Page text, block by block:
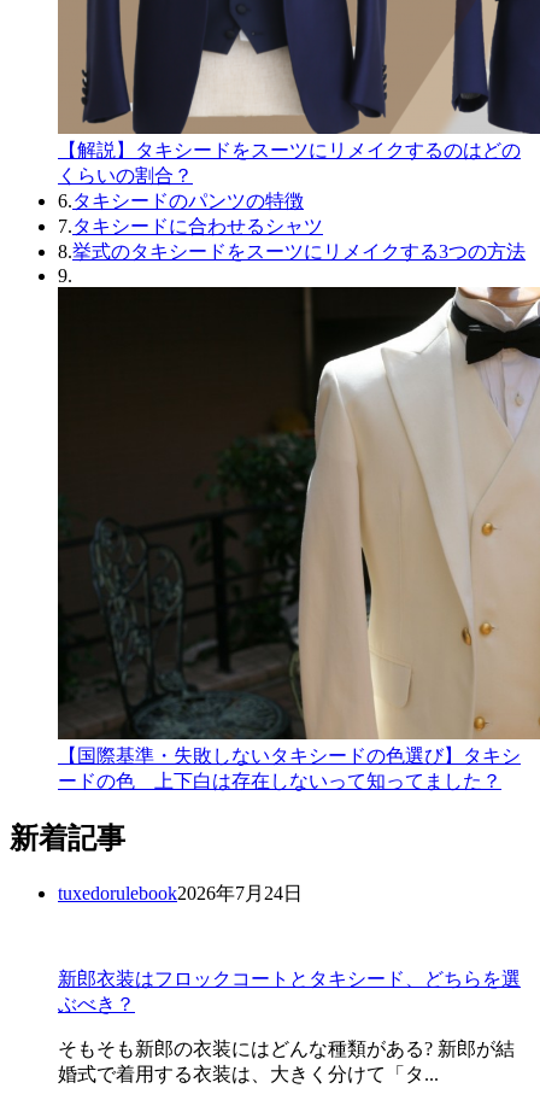
【解説】タキシードをスーツにリメイクするのはどの
くらいの割合？
6.タキシードのパンツの特徴
7.タキシードに合わせるシャツ
8.挙式のタキシードをスーツにリメイクする3つの方法
9.
【国際基準・失敗しないタキシードの色選び】タキシ
ードの色 上下白は存在しないって知ってました？
新着記事
tuxedorulebook2026年7月24日
新郎衣装はフロックコートとタキシード、どちらを選
ぶべき？
そもそも新郎の衣装にはどんな種類がある? 新郎が結
婚式で着用する衣装は、大きく分けて「タ...